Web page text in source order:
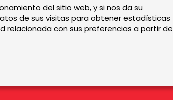
9.30 a
del sitio web, y si nos da su
de sus visitas para obtener estadísticas
relacionada con sus preferencias a partir de